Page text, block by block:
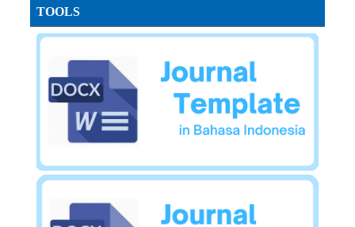
TOOLS